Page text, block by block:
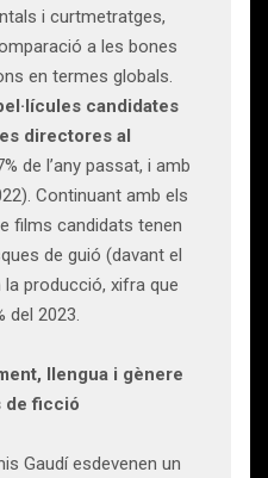
i curtmetratges,
a les bones
en termes globals.
candidates
directores al
de l’any passat, i amb
Continuant amb els
films candidats tenen
de guió (davant el
la producció, xifra que
del 2023.
llengua i gènere
de ficció
Gaudí esdevenen un